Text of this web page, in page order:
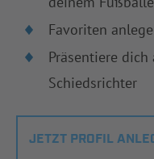
Favoriten
Präsentiere dich
Schiedsrichter
JETZT PROFIL